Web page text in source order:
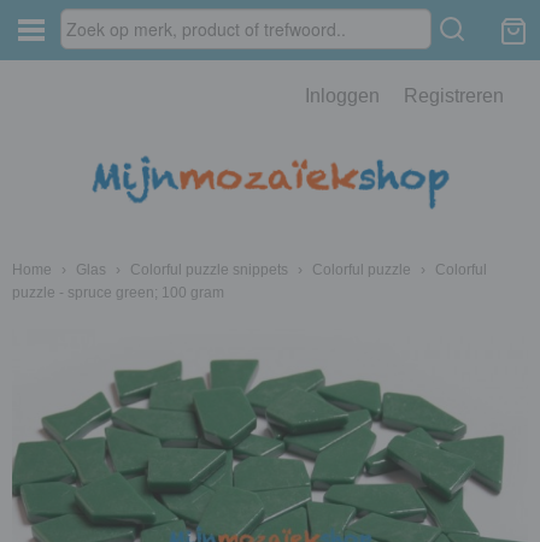
Inloggen Registreren
Home › Glas › Colorful puzzle snippets › Colorful puzzle ›
Colorful
puzzle - spruce green; 100 gram